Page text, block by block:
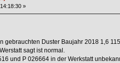
»
gebrauchten Duster Baujahr 2018 1,6
sagt ist normal.
und P 026664 in der Werkstatt